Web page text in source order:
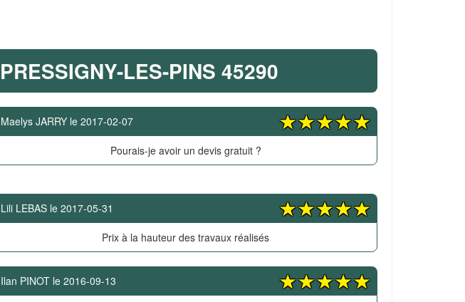
LES-PINS 45290
Maelys JARRY le 2017-02-07
Pourais-je avoir un devis gratuit ?
Lili LEBAS le 2017-05-31
Prix à la hauteur des travaux réalisés
Ilan PINOT le 2016-09-13